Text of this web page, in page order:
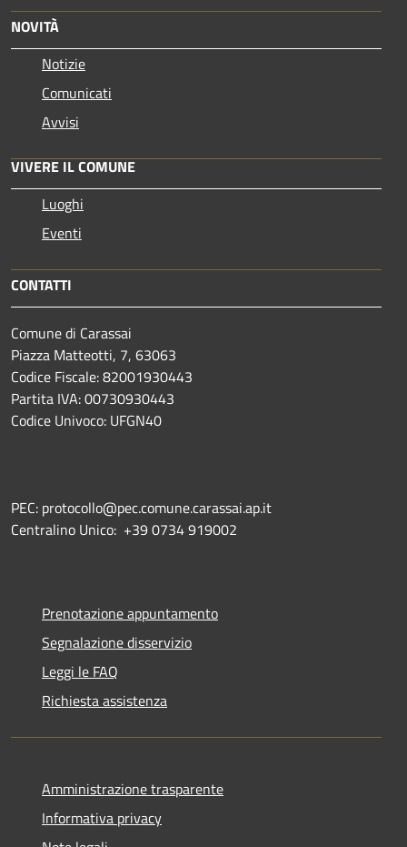
NOVITÀ
Notizie
Comunicati
Avvisi
VIVERE IL COMUNE
Luoghi
Eventi
CONTATTI
Comune di Carassai
Piazza Matteotti, 7, 63063
Codice Fiscale: 82001930443
Partita IVA: 00730930443
Codice Univoco: UFGN40
PEC: protocollo@pec.comune.carassai.ap.it
Centralino Unico: +39 0734 919002
Prenotazione appuntamento
Segnalazione disservizio
Leggi le FAQ
Richiesta assistenza
Amministrazione trasparente
Informativa privacy